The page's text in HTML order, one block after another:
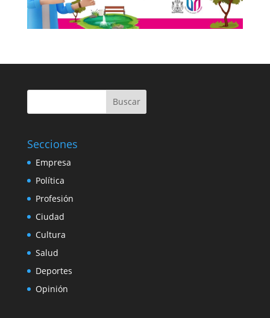
Buscar
Secciones
Empresa
Política
Profesión
Ciudad
Cultura
Salud
Deportes
Opinión